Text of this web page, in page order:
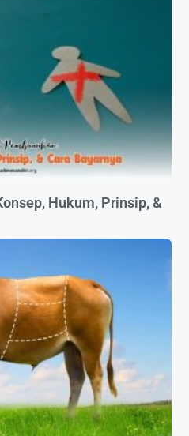
Hukum, Prinsip, &